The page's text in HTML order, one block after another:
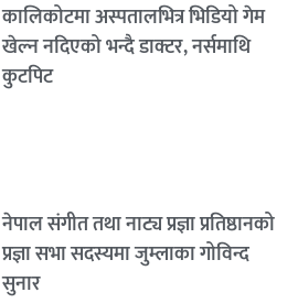
कालिकोटमा अस्पतालभित्र भिडियो गेम
खेल्न नदिएको भन्दै डाक्टर, नर्समाथि
कुटपिट
नेपाल संगीत तथा नाट्य प्रज्ञा प्रतिष्ठानको
प्रज्ञा सभा सदस्यमा जुम्लाका गोविन्द
सुनार